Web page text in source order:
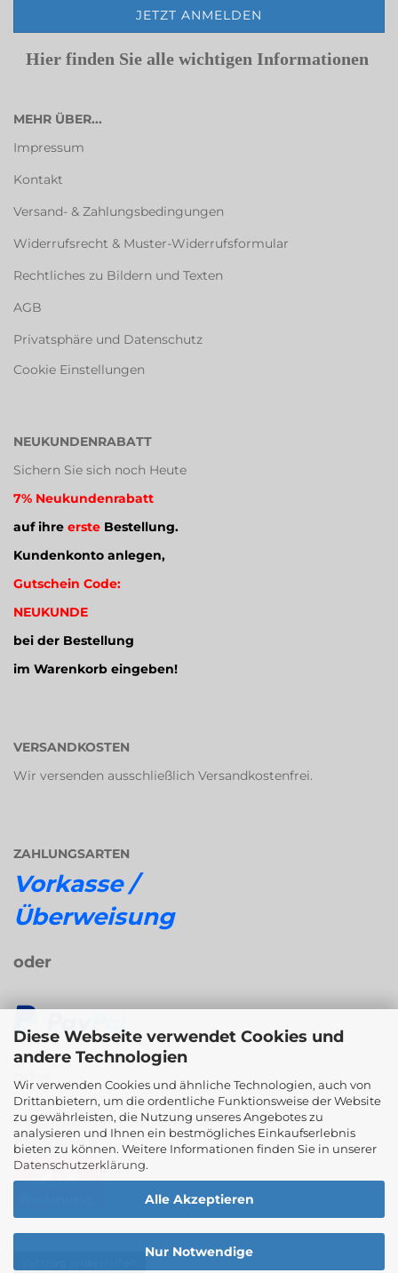
Diese Webseite verwendet Cookies und
andere Technologien
Wir verwenden Cookies und ähnliche Technologien, auch von
Drittanbietern, um die ordentliche Funktionsweise der Website
zu gewährleisten, die Nutzung unseres Angebotes zu
analysieren und Ihnen ein bestmögliches Einkaufserlebnis
bieten zu können. Weitere Informationen finden Sie in unserer
Datenschutzerklärung.
Alle Akzeptieren
Nur Notwendige
Hier finden Sie alle wichtigen Informationen
MEHR ÜBER...
Impressum
Kontakt
Versand- & Zahlungsbedingungen
Widerrufsrecht & Muster-Widerrufsformular
Rechtliches zu Bildern und Texten
AGB
Privatsphäre und Datenschutz
Cookie Einstellungen
NEUKUNDENRABATT
Sichern Sie sich noch Heute
7% Neukundenrabatt
auf ihre erste Bestellung.
Kundenkonto anlegen,
Gutschein Code:
NEUKUNDE
bei der Bestellung
im Warenkorb eingeben!
VERSANDKOSTEN
Wir versenden ausschließlich Versandkostenfrei.
ZAHLUNGSARTEN
Vorkasse /
Überweisung
oder
oder
Rechnungs- / Ratenkauf
bei Klarna